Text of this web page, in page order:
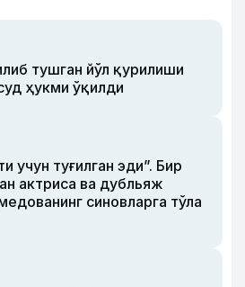
тушган йўл қурилиши
ҳукми ўқилди
учун туғилган эди”. Бир
актриса ва дубльяж
синовларга тўла